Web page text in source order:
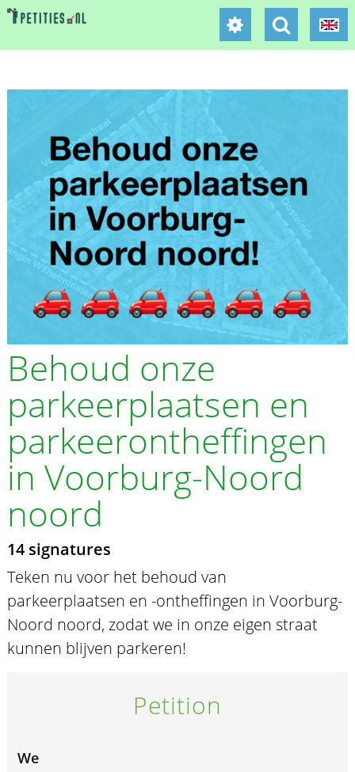
Behoud onze
parkeerplaatsen en
parkeerontheffingen
in Voorburg-Noord
noord
14 signatures
Teken nu voor het behoud van
parkeerplaatsen en -ontheffingen in Voorburg-
Noord noord, zodat we in onze eigen straat
kunnen blijven parkeren!
Petition
We